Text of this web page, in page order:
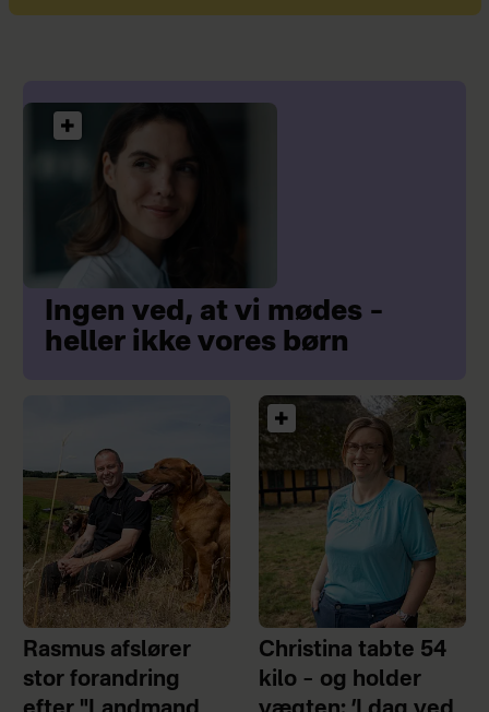
Ingen ved, at vi mødes –
heller ikke vores børn
Rasmus afslører
stor forandring
Christina tabte 54
kilo – og holder